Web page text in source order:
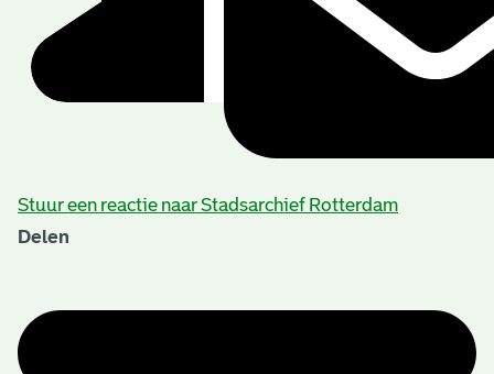
Stuur een reactie naar Stadsarchief Rotterdam
Delen